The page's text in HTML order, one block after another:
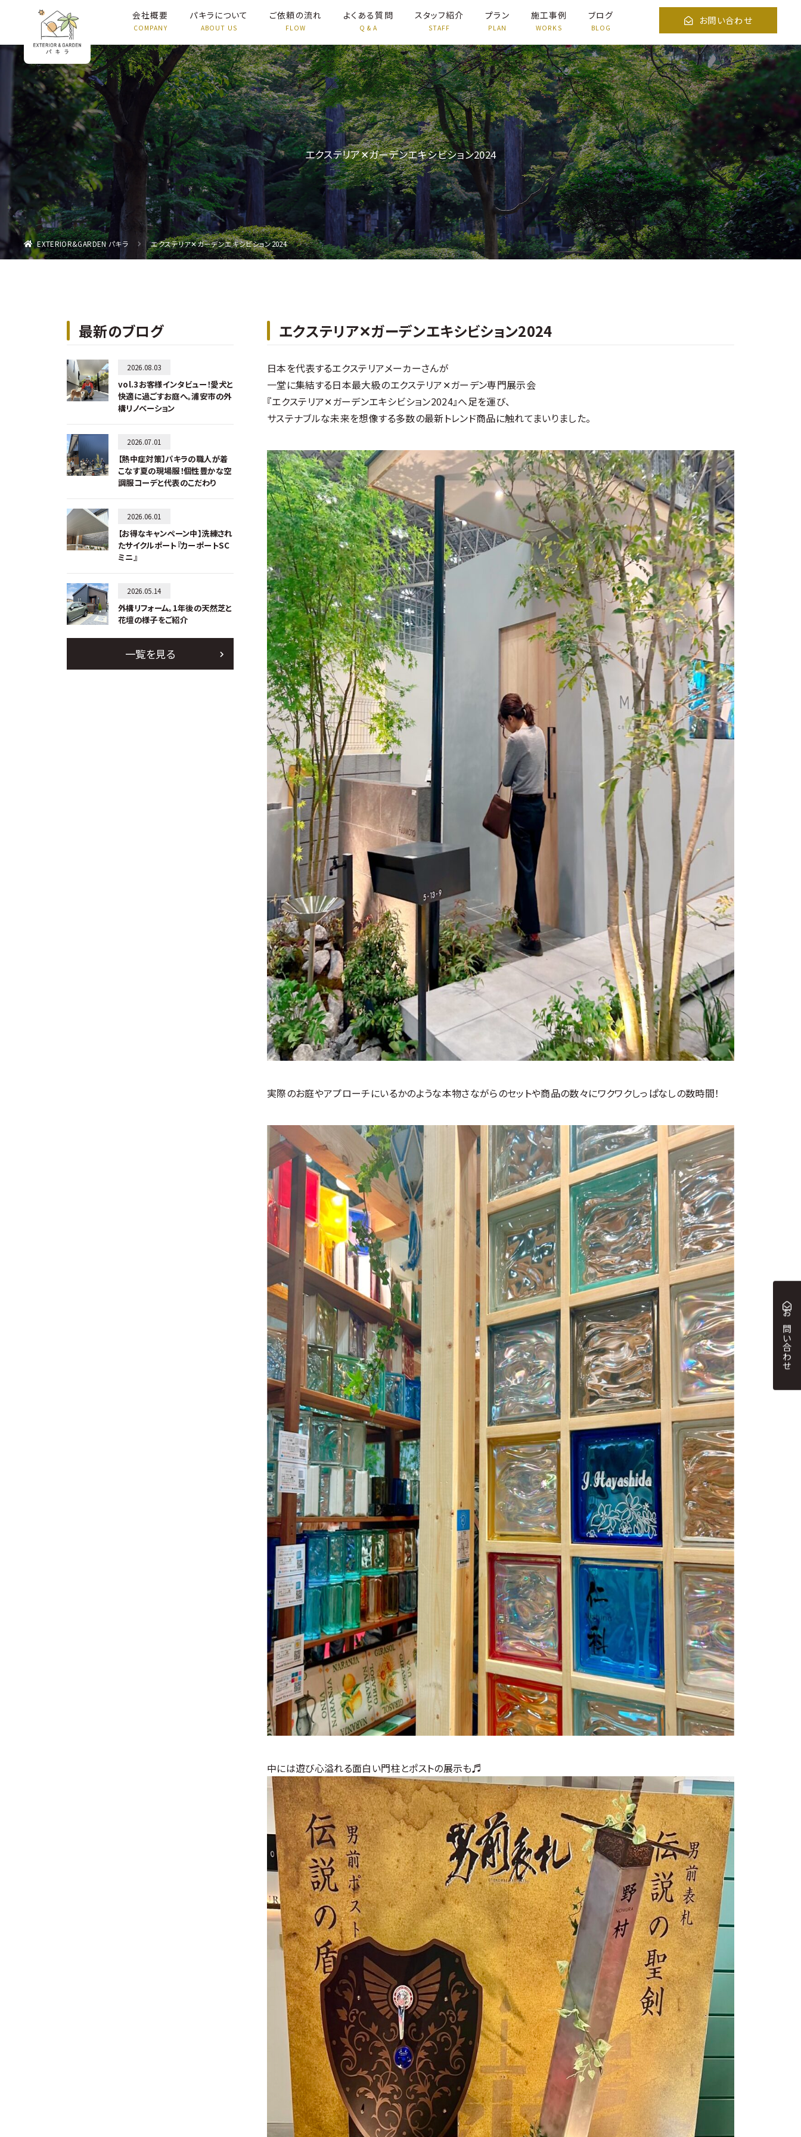
会社概要 パキラについて ご依頼の流れ よくある質問 スタッフ紹介 プラン 施工事例 ブログ お問い合わせ
エクステリア✕ガーデンエキシビション2024
EXTERIOR&GARDEN パキラ エクステリア✕ガーデンエキシビション2024
エクステリア✕ガーデンエキシビション2024
日本を代表するエクステリアメーカーさんが
一堂に集結する日本最大級のエクステリア✕ガーデン専門展示会
『エクステリア✕ガーデンエキシビション2024』へ足を運び、
サステナブルな未来を想像する多数の最新トレンド商品に触れてまいりました。
実際のお庭やアプローチにいるかのような本物さながらのセットや商品の数々にワクワクしっぱなしの数時間！
中には遊び心溢れる面白い門柱とポストの展示も♬
最新のブログ
2026.08.03
vol.3お客様インタビュー！愛犬と
快適に過ごすお庭へ。浦安市の外
構リノベーション
2026.07.01
【熱中症対策】パキラの職人が着
こなす夏の現場服！個性豊かな空
調服コーデと代表のこだわり
2026.06.01
【お得なキャンペーン中】洗練され
たサイクルポート『カーポートSC
ミニ』
2026.05.14
外構リフォーム。1年後の天然芝と
花壇の様子をご紹介
一覧を見る
お問い合わせ